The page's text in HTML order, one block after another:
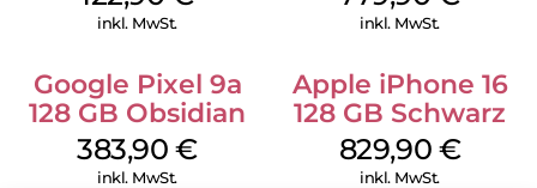
26 Stunden Instagram-Nutzung.
26 Stunden Musikwiedergabe.
47 Stunden Telefonate.
inkl. MwSt. inkl. MwSt.
Google Pixel 9a
128 GB Obsidian
383,90€
inkl. MwSt.
Apple iPhone 16
128 GB Schwarz
829,90 €
inkl. MwSt.